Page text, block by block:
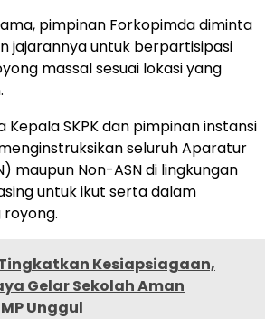
pimpinan Forkopimda diminta
jajarannya untuk berpartisipasi
massal sesuai lokasi yang
Kepala SKPK dan pimpinan instansi
seluruh Aparatur
maupun Non-ASN di lingkungan
untuk ikut serta dalam
Kesiapsiagaan,
Gelar Sekolah Aman
Unggul